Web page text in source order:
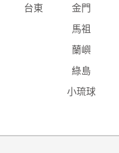
台東 金門
馬祖
蘭嶼
綠島
小琉球